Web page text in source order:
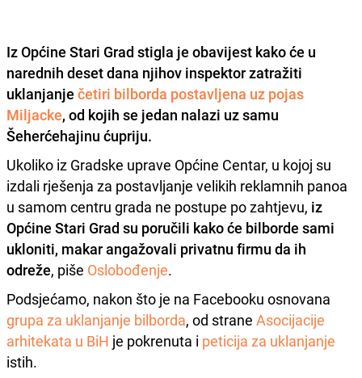
Iz Općine Stari Grad stigla je obavijest kako će u
narednih deset dana njihov inspektor zatražiti
uklanjanje četiri bilborda postavljena uz pojas
Miljacke, od kojih se jedan nalazi uz samu
Šeherćehajinu ćupriju.
Ukoliko iz Gradske uprave Općine Centar, u kojoj su
izdali rješenja za postavljanje velikih reklamnih panoa
u samom centru grada ne postupe po zahtjevu, iz
Općine Stari Grad su poručili kako će bilborde sami
ukloniti, makar angažovali privatnu firmu da ih
odreže, piše Oslobođenje.
Podsjećamo, nakon što je na Facebooku osnovana
grupa za uklanjanje bilborda, od strane Asocijacije
arhitekata u BiH je pokrenuta i peticija za uklanjanje
istih.